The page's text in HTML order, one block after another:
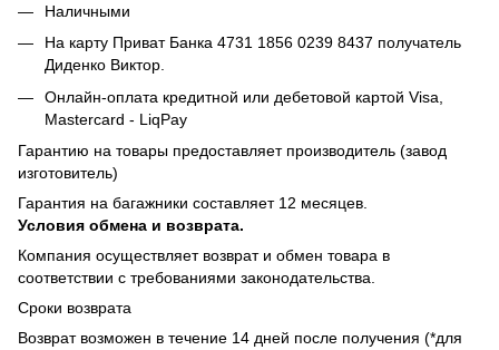
Наличными
На карту Приват Банка 4731 1856 0239 8437 получатель
Диденко Виктор.
Онлайн-оплата кредитной или дебетовой картой Visa,
Mastercard - LiqPay
Гарантию на товары предоставляет производитель (завод
изготовитель)
Гарантия на багажники составляет 12 месяцев.
Условия обмена и возврата.
Компания осуществляет возврат и обмен товара в
соответствии с требованиями законодательства.
Сроки возврата
Возврат возможен в течение 14 дней после получения (*для